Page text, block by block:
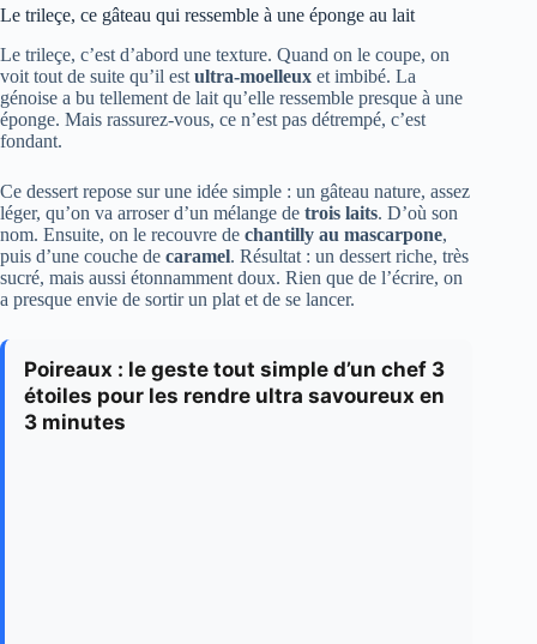
Le trileçe, ce gâteau qui ressemble à une éponge au lait
Le trileçe, c’est d’abord une texture. Quand on le coupe, on
voit tout de suite qu’il est ultra-moelleux et imbibé. La
génoise a bu tellement de lait qu’elle ressemble presque à une
éponge. Mais rassurez-vous, ce n’est pas détrempé, c’est
fondant.
Ce dessert repose sur une idée simple : un gâteau nature, assez
léger, qu’on va arroser d’un mélange de trois laits. D’où son
nom. Ensuite, on le recouvre de chantilly au mascarpone,
puis d’une couche de caramel. Résultat : un dessert riche, très
sucré, mais aussi étonnamment doux. Rien que de l’écrire, on
a presque envie de sortir un plat et de se lancer.
Poireaux : le geste tout simple d’un chef 3
étoiles pour les rendre ultra savoureux en
3 minutes